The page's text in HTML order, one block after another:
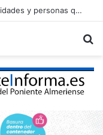
El Ejido reconocerá a empresas, entidades y personas que han contribuido al desarrollo del municipio en el Día de El Ejido